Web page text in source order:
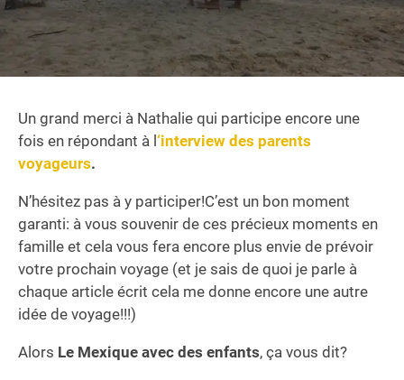
Un grand merci à Nathalie qui participe encore une
fois en répondant à l ‘interview des parents
voyageurs.
N’hésitez pas à y participer!C’est un bon moment
garanti: à vous souvenir de ces précieux moments en
famille et cela vous fera encore plus envie de prévoir
votre prochain voyage (et je sais de quoi je parle à
chaque article écrit cela me donne encore une autre
idée de voyage!!!)
Alors Le Mexique avec des enfants, ça vous dit?